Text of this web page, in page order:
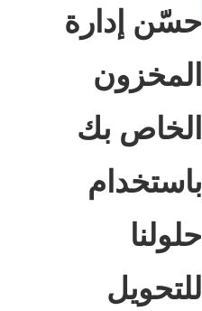
حسّن إدارة
المخزون
الخاص بك
باستخدام
حلولنا
للتحويل